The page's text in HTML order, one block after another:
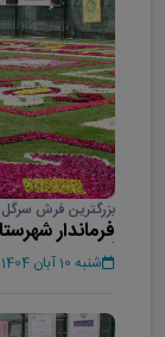
بزرگترین فرش سرگل
فرماندار
گل آسیا
شنبه 10 آبان 1404